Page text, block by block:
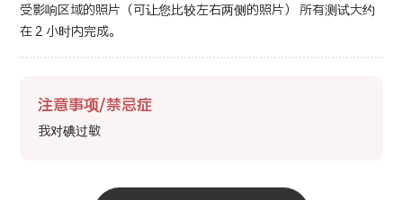
受影响区域的照片（可让您比较左右两侧的照片） 所有测试大约
在 2 小时内完成。
注意事项/禁忌症
我对碘过敏